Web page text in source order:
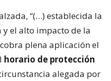
“(…) establecida la
el alto impacto de la
plena aplicación el
horario de protección
alegada por